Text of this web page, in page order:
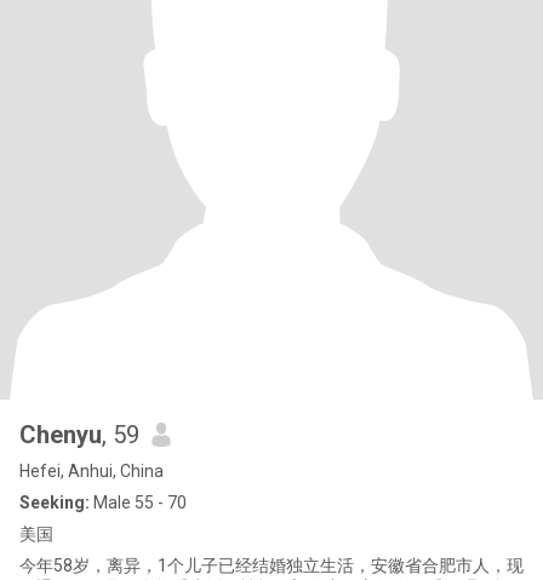
Chenyu, 59
Hefei, Anhui, China
Seeking: Male 55 - 70
美国
今年58岁，离异，1个儿子已经结婚独立生活，安徽省合肥市人，现